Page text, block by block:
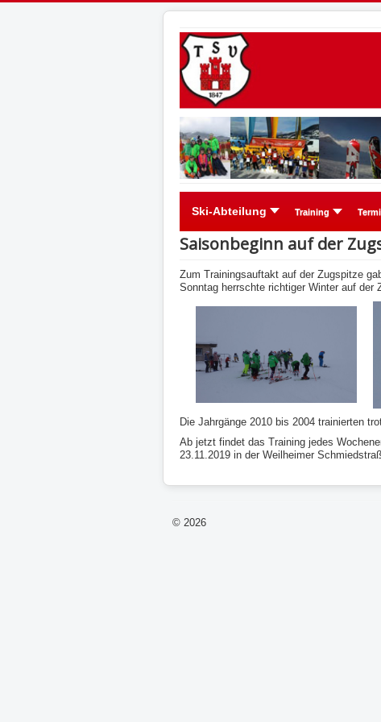
Ski-Abteilung Training
Saisonbeginn auf der
Zum Trainingsauftakt auf der Zugspitze
Sonntag herrschte richtiger Winter auf der
Die Jahrgänge 2010 bis 2004 trainierten
Ab jetzt findet das Training jedes
23.11.2019 in der Weilheimer
© 2026